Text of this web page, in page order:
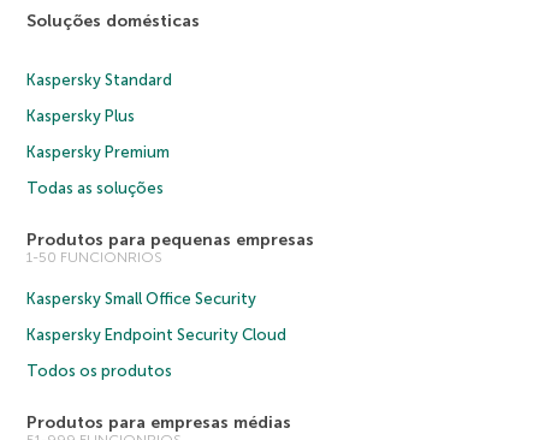
Soluções domésticas
Kaspersky Standard
Kaspersky Plus
Kaspersky Premium
Todas as soluções
Produtos para pequenas empresas
1-50 FUNCIONRIOS
Kaspersky Small Office Security
Kaspersky Endpoint Security Cloud
Todos os produtos
Produtos para empresas médias